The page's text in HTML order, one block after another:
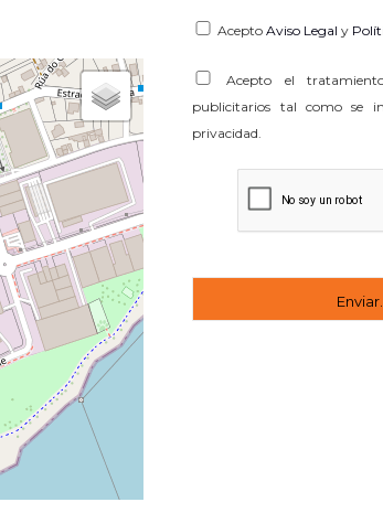
AceptoAviso Legal y
Acepto el
publicitarios tal como se
privacidad.